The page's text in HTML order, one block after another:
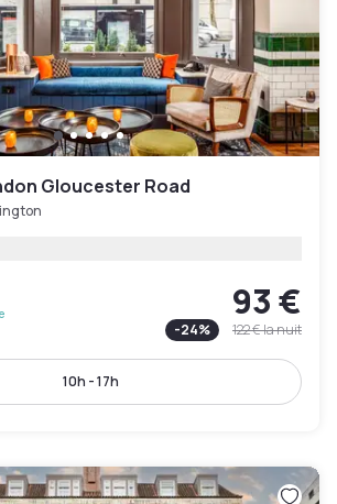
Gloucester Road
93 €
-24% 122 €la nuit
10h - 17h